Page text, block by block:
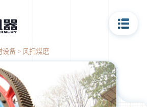
设备 风扫煤磨